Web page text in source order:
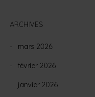
ARCHIVES
mars 2026
février 2026
janvier 2026